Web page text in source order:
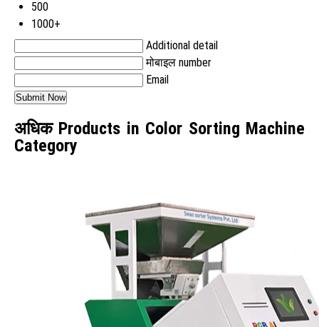
500
1000+
Additional detail
मोबाइल number
Email
अधिक Products in Color Sorting Machine
Category